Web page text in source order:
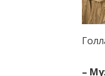
–